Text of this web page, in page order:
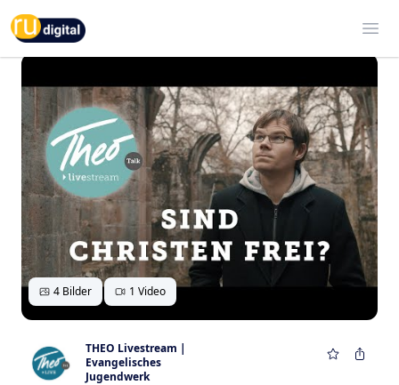
RU-digital
4 Bilder 1 Video
THEO Livestream |
Evangelisches
Jugendwerk